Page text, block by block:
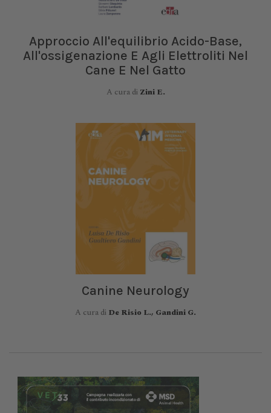
Approccio All'equilibrio Acido-Base,
All'ossigenazione E Agli Elettroliti Nel
Cane E Nel Gatto
A cura di Zini E.
Canine Neurology
A cura di De Risio L., Gandini G.